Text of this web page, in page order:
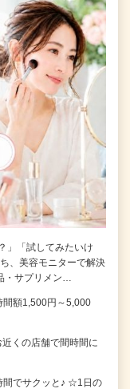
」「試してみたいけ
、美容モニターで解決
・サプリメン…
間額1,500円～5,000
くの店舗で間時間に
間でサクッと♪ ☆1日の